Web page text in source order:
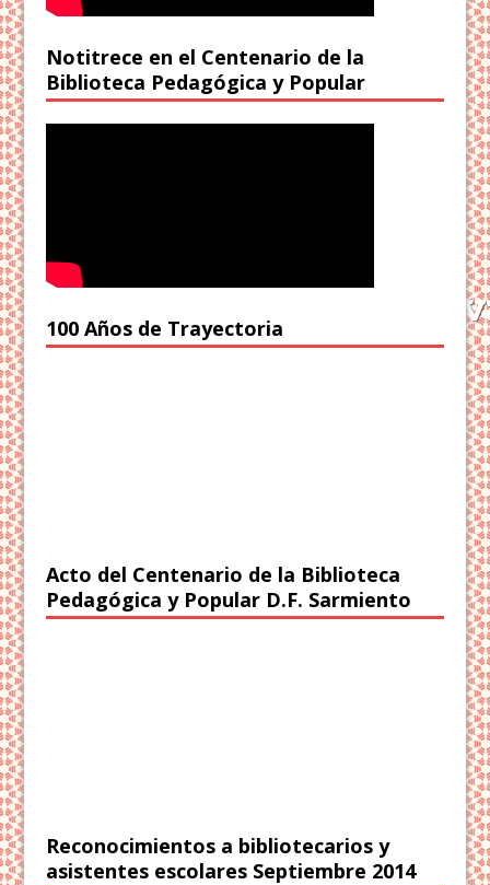
Notitrece en el Centenario de la
Biblioteca Pedagógica y Popular
100 Años de Trayectoria
Acto del Centenario de la Biblioteca
Pedagógica y Popular D.F. Sarmiento
Reconocimientos a bibliotecarios y
asistentes escolares Septiembre 2014